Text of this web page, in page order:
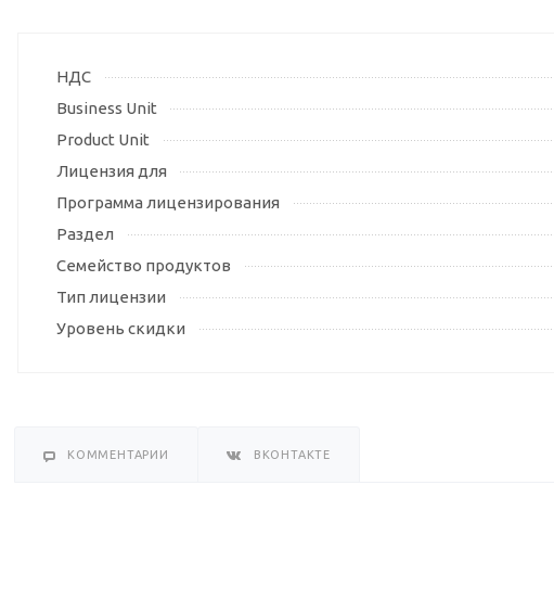
НДС
Business Unit
Product Unit
Лицензия для
Программа лицензирования
Раздел
Семейство продуктов
Тип лицензии
Уровень скидки
КОММЕНТАРИИ ВКОНТАКТЕ